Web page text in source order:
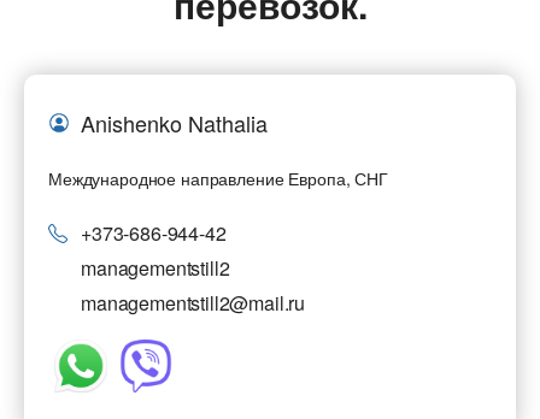
Язык:Anishenko Nathalia
Международное направление Европа, СНГ
+373-686-944-42
managementstill2
managementstill2@mail.ru